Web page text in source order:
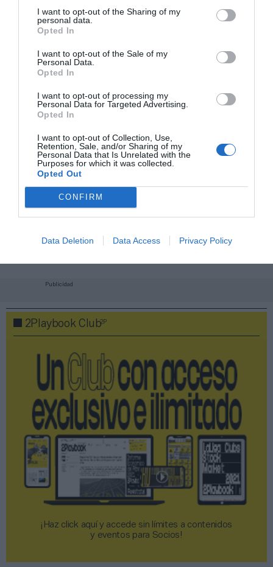
I want to opt-out of the Sharing of my
personal data.
Opted In
I want to opt-out of the Sale of my
Personal Data.
Opted In
I want to opt-out of processing my
Personal Data for Targeted Advertising.
Opted In
I want to opt-out of Collection, Use,
Retention, Sale, and/or Sharing of my
Personal Data that Is Unrelated with the
Purposes for which it was collected.
Opted Out
CONFIRM
Data Deletion Data Access Privacy Policy
Índex2P
World Padel Tour
Añadir 2Playbookcomo fuente preferida de Google
de forma gratuita
Mantente informado con las últimas noticias de actualidad.
Imprimir
Publicidad
2Playbook Club2P
¡Haz click aquí y accede sin límites a contenidos
y eventos para Socios!​​​​​​​